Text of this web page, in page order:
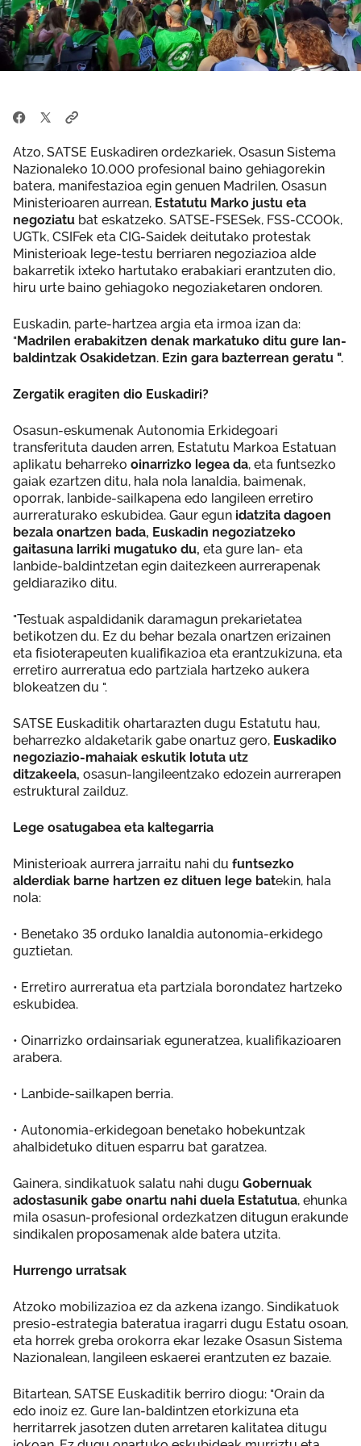
Atzo, SATSE Euskadiren ordezkariek, Osasun Sistema
Nazionaleko 10.000 profesional baino gehiagorekin
batera, manifestazioa egin genuen Madrilen, Osasun
Ministerioaren aurrean, Estatutu Marko justu eta
negoziatu bat eskatzeko. SATSE-FSESek, FSS-CCOOk,
UGTk, CSIFek eta CIG-Saidek deitutako protestak
Ministerioak lege-testu berriaren negoziazioa alde
bakarretik ixteko hartutako erabakiari erantzuten dio,
hiru urte baino gehiagoko negoziaketaren ondoren.
Euskadin, parte-hartzea argia eta irmoa izan da:
"Madrilen erabakitzen denak markatuko ditu gure lan-
baldintzak Osakidetzan. Ezin gara bazterrean geratu ".
Zergatik eragiten dio Euskadiri?
Osasun-eskumenak Autonomia Erkidegoari
transferituta dauden arren, Estatutu Markoa Estatuan
aplikatu beharreko oinarrizko legea da, eta funtsezko
gaiak ezartzen ditu, hala nola lanaldia, baimenak,
oporrak, lanbide-sailkapena edo langileen erretiro
aurreraturako eskubidea. Gaur egun idatzita dagoen
bezala onartzen bada, Euskadin negoziatzeko
gaitasuna larriki mugatuko du, eta gure lan- eta
lanbide-baldintzetan egin daitezkeen aurrerapenak
geldiaraziko ditu.
"Testuak aspaldidanik daramagun prekarietatea
betikotzen du. Ez du behar bezala onartzen erizainen
eta fisioterapeuten kualifikazioa eta erantzukizuna, eta
erretiro aurreratua edo partziala hartzeko aukera
blokeatzen du ".
SATSE Euskaditik ohartarazten dugu Estatutu hau,
beharrezko aldaketarik gabe onartuz gero, Euskadiko
negoziazio-mahaiak eskutik lotuta utz
ditzakeela, osasun-langileentzako edozein aurrerapen
estruktural zailduz.
Lege osatugabea eta kaltegarria
Ministerioak aurrera jarraitu nahi du funtsezko
alderdiak barne hartzen ez dituen lege batekin, hala
nola:
• Benetako 35 orduko lanaldia autonomia-erkidego
guztietan.
• Erretiro aurreratua eta partziala borondatez hartzeko
eskubidea.
• Oinarrizko ordainsariak eguneratzea, kualifikazioaren
arabera.
• Lanbide-sailkapen berria.
• Autonomia-erkidegoan benetako hobekuntzak
ahalbidetuko dituen esparru bat garatzea.
Gainera, sindikatuok salatu nahi dugu Gobernuak
adostasunik gabe onartu nahi duela Estatutua, ehunka
mila osasun-profesional ordezkatzen ditugun erakunde
sindikalen proposamenak alde batera utzita.
Hurrengo urratsak
Atzoko mobilizazioa ez da azkena izango. Sindikatuok
presio-estrategia bateratua iragarri dugu Estatu osoan,
eta horrek greba orokorra ekar lezake Osasun Sistema
Nazionalean, langileen eskaerei erantzuten ez bazaie.
Bitartean, SATSE Euskaditik berriro diogu: "Orain da
edo inoiz ez. Gure lan-baldintzen etorkizuna eta
herritarrek jasotzen duten arretaren kalitatea ditugu